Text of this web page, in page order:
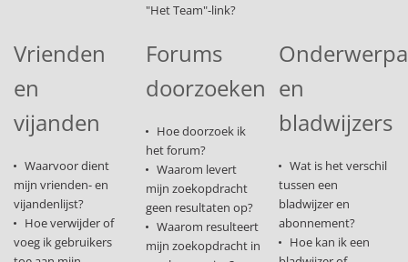
"Het Team"-link?
Vrienden
en
vijanden
Waarvoor dient
mijn vrienden- en
vijandenlijst?
Hoe verwijder of
voeg ik gebruikers
Forums
doorzoeken
Hoe doorzoek ik
het forum?
Waarom levert
mijn zoekopdracht
geen resultaten op?
Waarom resulteert
mijn zoekopdracht in
en
bladwijzers
Wat is het verschil
tussen een
bladwijzer en
abonnement?
Hoe kan ik een